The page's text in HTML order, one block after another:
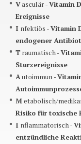
Vasculär -Vitamin
Ereignisse
I nfektiös -Vitamin
endogener
T raumatisch -
Sturzereignisse
Autoimmun -
Metabolisch/
Risiko für toxische
I nflammatorisch -
entzündliche